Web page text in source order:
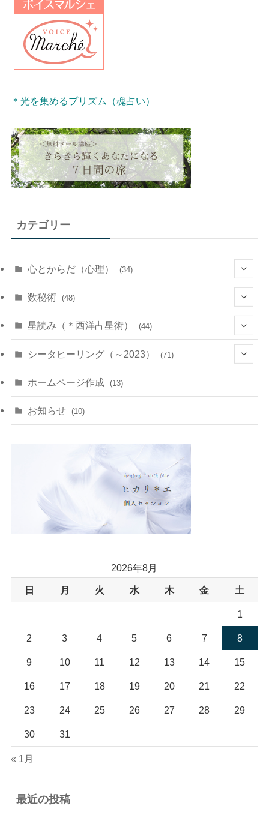
＊光を集めるプリズム（魂占い）
カテゴリー
心とからだ（心理） (34)
(1)
(22)
(7)
(4)
(7)
数秘術 (48)
(11)
(10)
星読み（＊西洋占星術） (44)
(11)
(8)
シータヒーリング（～2023） (71)
(14)
(18)
ホームページ作成 (13)
お知らせ (10)
2026年8月
日 月 火 水 木 金 土
1
2 3 4 5 6 7 8
9 10 11 12 13 14 15
16 17 18 19 20 21 22
23 24 25 26 27 28 29
30 31
« 1月
最近の投稿